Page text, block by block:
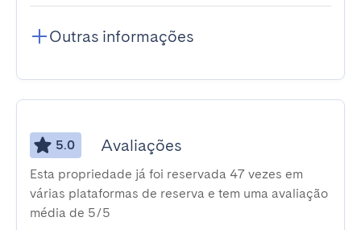
Outras informações
5.0 Avaliações
Esta propriedade já foi reservada 47 vezes em
várias plataformas de reserva e tem uma avaliação
média de 5/5